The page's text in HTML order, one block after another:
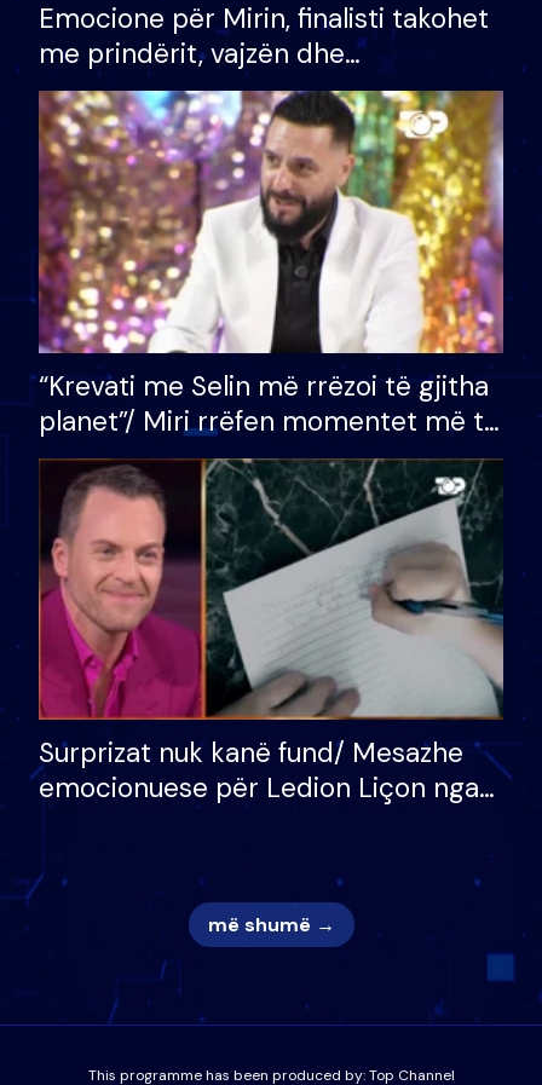
Emocione për Mirin, finalisti takohet
me prindërit, vajzën dhe
bashkëshorten: S’kemi ndonjë letër
divorci apo jo?
“Krevati me Selin më rrëzoi të gjitha
planet”/ Miri rrëfen momentet më të
bukura në shtëpinë e BB VIP: Do më
mungojë zilja e mëngjesit kur…
Surprizat nuk kanë fund/ Mesazhe
emocionuese për Ledion Liçon nga
më shumë →
This programme has been produced by:Top Channel